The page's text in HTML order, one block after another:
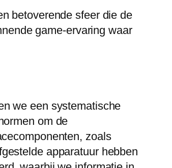
betoverende sfeer die de
game-ervaring waar
we een systematische
om de
zoals
apparatuur hebben